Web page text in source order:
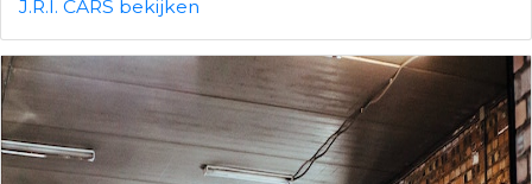
J.R.I. CARS bekijken